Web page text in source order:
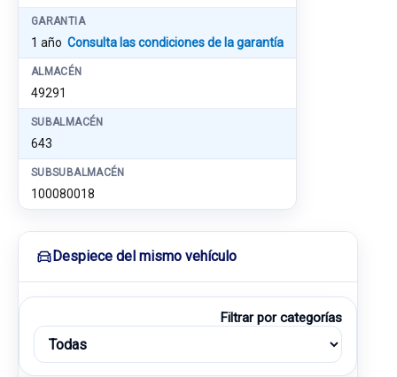
GARANTIA
1 año Consulta las condiciones de la garantía
ALMACÉN
49291
SUBALMACÉN
643
SUBSUBALMACÉN
100080018
Despiece del mismo vehículo
Filtrar por categorías